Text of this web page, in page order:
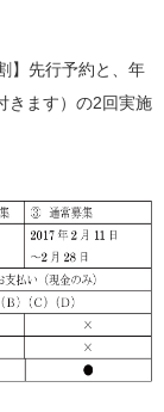
】先行予約と、年
きます）の2回実施